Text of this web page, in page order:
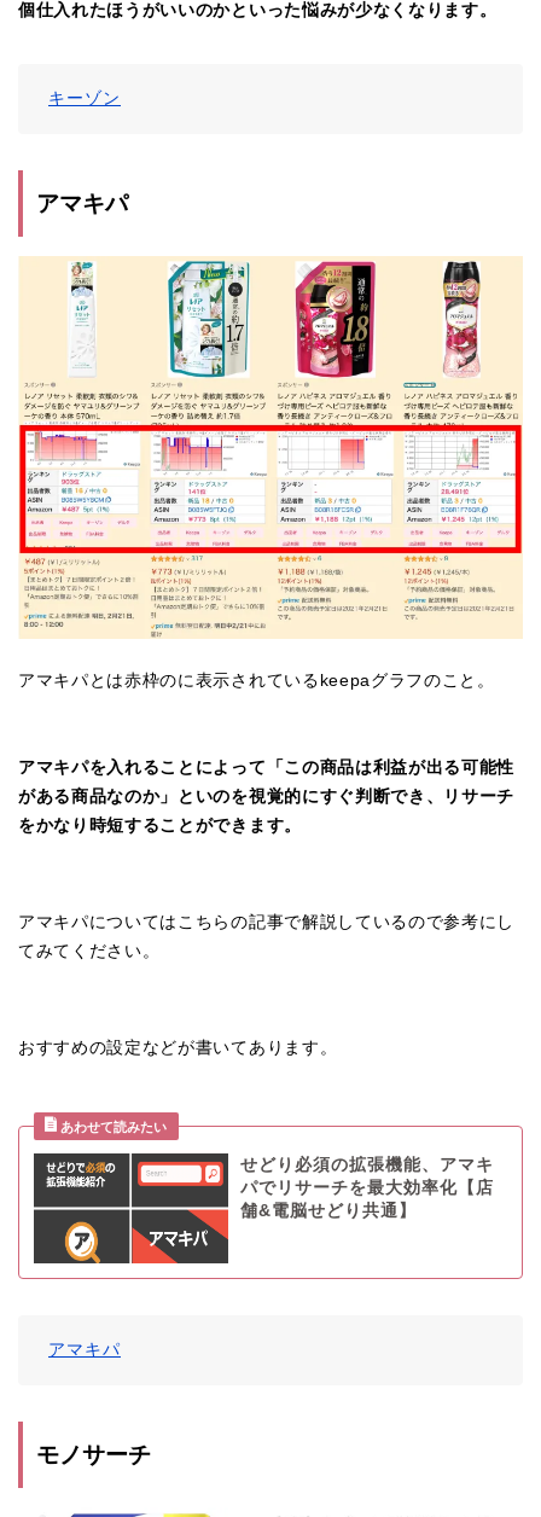
個仕入れたほうがいいのかといった悩みが少なくなります。
キーゾン
アマキパ
アマキパとは赤枠のに表示されているkeepaグラフのこと。
アマキパを入れることによって「この商品は利益が出る可能性
がある商品なのか」といのを視覚的にすぐ判断でき、リサーチ
をかなり時短することができます。
アマキパについてはこちらの記事で解説しているので参考にし
てみてください。
おすすめの設定などが書いてあります。
せどり必須の拡張機能、アマキ
パでリサーチを最大効率化【店
舗&電脳せどり共通】
アマキパ
モノサーチ